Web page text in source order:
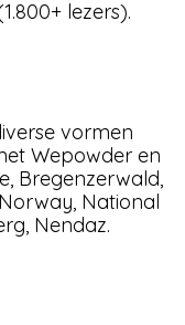
lezers).
vormen
Wepowder en
Bregenzerwald,
National
Nendaz.